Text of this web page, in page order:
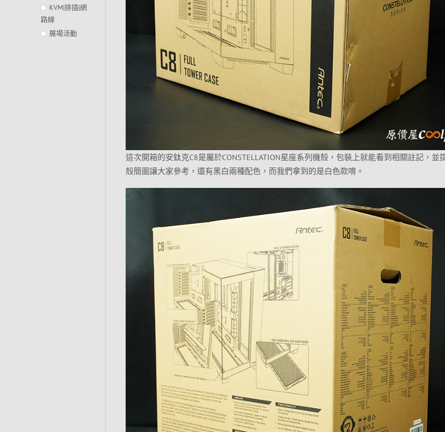
這次開箱的安鈦克C8是屬於CONSTELLATION星座系列機殼，包裝上就能看到相關註記，並
殼簡圖讓大家參考，還有黑白兩種配色，而我們拿到的是白色款唷。
KVM|排插|網
路線
展場活動